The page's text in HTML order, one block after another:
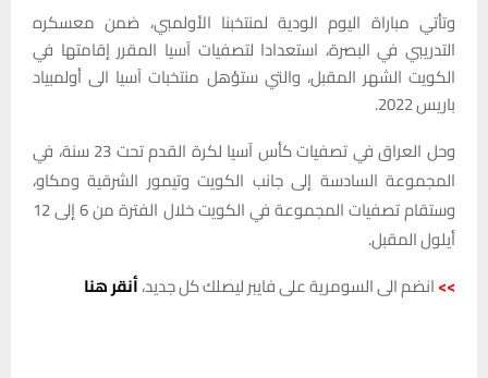
وتأتي مباراة اليوم الودية لمنتخبنا الأولمبي، ضمن معسكره
التدريبي في البصرة، استعدادا لتصفيات آسيا المقرر إقامتها في
الكويت الشهر المقبل، والتي ستؤهل منتخبات آسيا الى أولمبياد
باريس 2022.
وحل العراق في تصفيات كأس آسيا لكرة القدم تحت 23 سنة، في
المجموعة السادسة إلى جانب الكويت وتيمور الشرقية ومكاو،
وستقام تصفيات المجموعة في الكويت خلال الفترة من 6 إلى 12
أيلول المقبل.
>>انضم الى السومرية على فايبر ليصلك كل جديد،أنقر هنا